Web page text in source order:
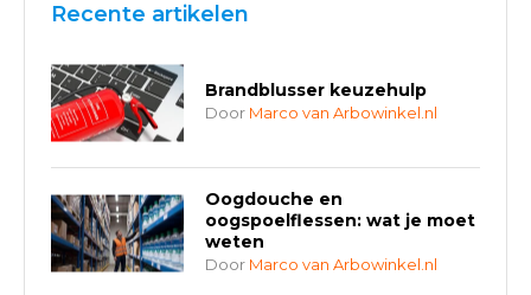
Recente artikelen
Brandblusser keuzehulp
Door Marco van Arbowinkel.nl
Oogdouche en
oogspoelflessen: wat je moet
weten
Door Marco van Arbowinkel.nl